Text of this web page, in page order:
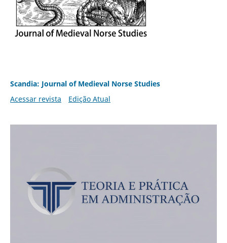
Scandia: Journal of Medieval Norse Studies
Acessar revista
Edição Atual